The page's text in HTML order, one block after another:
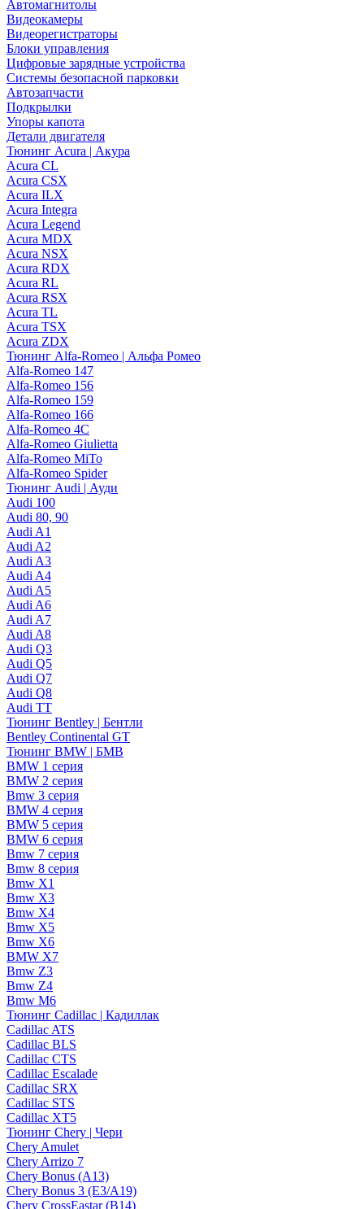
Автомагнитолы
Видеокамеры
Видеорегистраторы
Блоки управления
Цифровые зарядные устройства
Системы безопасной парковки
Автозапчасти
Подкрылки
Упоры капота
Детали двигателя
Тюнинг Acura | Акура
Acura CL
Acura CSX
Acura ILX
Acura Integra
Acura Legend
Acura MDX
Acura NSX
Acura RDX
Acura RL
Acura RSX
Acura TL
Acura TSX
Acura ZDX
Тюнинг Alfa-Romeo | Альфа Ромео
Alfa-Romeo 147
Alfa-Romeo 156
Alfa-Romeo 159
Alfa-Romeo 166
Alfa-Romeo 4C
Alfa-Romeo Giulietta
Alfa-Romeo MiTo
Alfa-Romeo Spider
Тюнинг Audi | Ауди
Audi 100
Audi 80, 90
Audi A1
Audi A2
Audi A3
Audi A4
Audi A5
Audi A6
Audi A7
Audi A8
Audi Q3
Audi Q5
Audi Q7
Audi Q8
Audi TT
Тюнинг Bentley | Бентли
Bentley Continental GT
Тюнинг BMW | БМВ
BMW 1 серия
BMW 2 серия
Bmw 3 серия
BMW 4 серия
BMW 5 серия
BMW 6 серия
Bmw 7 серия
Bmw 8 серия
Bmw X1
Bmw X3
Bmw X4
Bmw X5
Bmw X6
BMW X7
Bmw Z3
Bmw Z4
Bmw М6
Тюнинг Cadillac | Кадиллак
Cadillac ATS
Cadillac BLS
Cadillac CTS
Cadillac Escalade
Cadillac SRX
Cadillac STS
Cadillac XT5
Тюнинг Chery | Чери
Chery Amulet
Chery Arrizo 7
Chery Bonus (A13)
Chery Bonus 3 (E3/A19)
Chery CrossEastar (B14)